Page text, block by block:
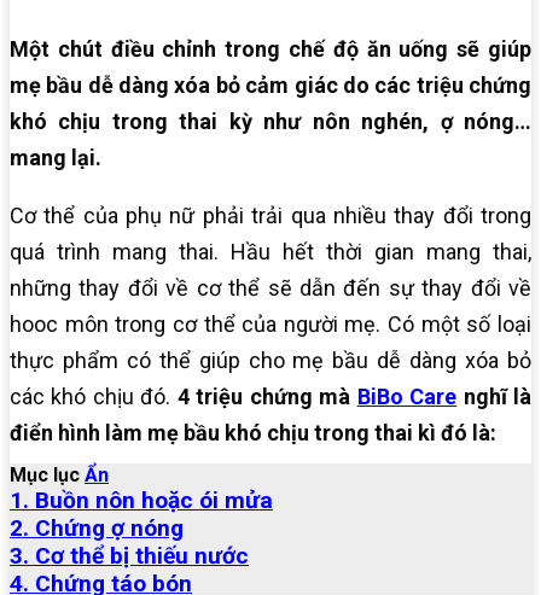
Một chút điều chỉnh trong chế độ ăn uống sẽ giúp
mẹ bầu dễ dàng xóa bỏ cảm giác do các triệu chứng
khó chịu trong thai kỳ như nôn nghén, ợ nóng…
mang lại.
Cơ thể của phụ nữ phải trải qua nhiều thay đổi trong
quá trình mang thai. Hầu hết thời gian mang thai,
những thay đổi về cơ thể sẽ dẫn đến sự thay đổi về
hooc môn trong cơ thể của người mẹ. Có một số loại
thực phẩm có thể giúp cho mẹ bầu dễ dàng xóa bỏ
các khó chịu đó. 4 triệu chứng mà BiBo Care nghĩ là
điển hình làm mẹ bầu khó chịu trong thai kì đó là:
Mục lục Ẩn
1. Buồn nôn hoặc ói mửa
2. Chứng ợ nóng
3. Cơ thể bị thiếu nước
4. Chứng táo bón